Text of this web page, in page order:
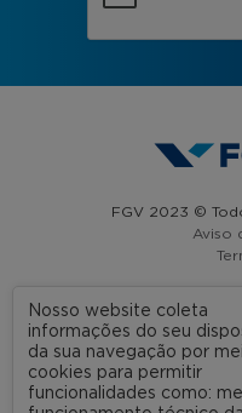
FGV 2023 ©
Aviso
Nosso website coleta
informações do seu
da sua navegação por
cookies para permitir
funcionalidades como: